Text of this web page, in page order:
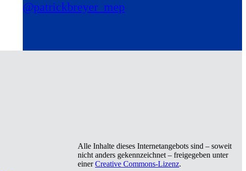
@patrickbreyer_mep
Alle Inhalte dieses Internetangebots sind – soweit
nicht anders gekennzeichnet – freigegeben unter
einerCreative Commons-Lizenz.